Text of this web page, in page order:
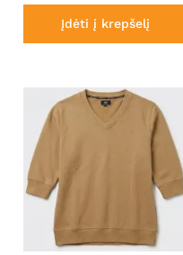
Įdėti į krepšelį